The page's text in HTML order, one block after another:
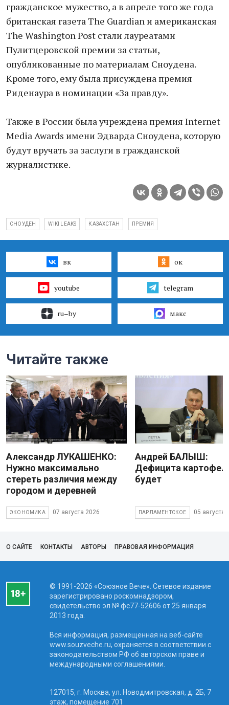
гражданское мужество, а в апреле того же года
британская газета The Guardian и американская
The Washington Post стали лауреатами
Пулитцеровской премии за статьи,
опубликованные по материалам Сноудена.
Кроме того, ему была присуждена премия
Риденаура в номинации «За правду».
Также в России была учреждена премия Internet
Media Awards имени Эдварда Сноудена, которую
будут вручать за заслуги в гражданской
журналистике.
СНОУДЕН WIKI LEAKS КАЗАХСТАН ПРЕМИЯ
вк ок
youtube telegram
ru–by макс
Читайте также
Александр ЛУКАШЕНКО:
Нужно максимально
стереть различия между
городом и деревней
ЭКОНОМИКА 07 августа 2026
Андрей БАЛЫШ:
Дефицита
будет
ПАРЛАМЕНТСКОЕ 05 августа
О САЙТЕ КОНТАКТЫ АВТОРЫ ПРАВОВАЯ ИНФОРМАЦИЯ
© 1991-2026 «Союзное Вече». Сетевое издание
зарегистрировано роскомнадзором,
свидетельство эл № фc77-52606 от 25 января
2013 года.
Вся информация, размещенная на веб-сайте
www.souzveche.ru, охраняется в соответствии с
законодательством РФ об авторском праве и
международными соглашениями.
127015, г. Москва, ул. Новодмитровская, д. 2Б, 7
этаж, помещение 701